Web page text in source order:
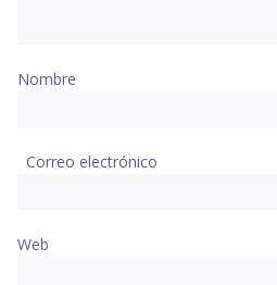
Nombre
Correo electrónico
Web